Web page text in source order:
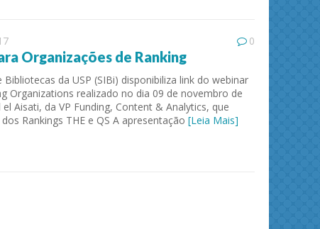
0
Organizações de Ranking
da USP (SIBi) disponibiliza link do webinar
Organizations realizado no dia 09 de novembro de
el Aisati, da VP Funding, Content & Analytics, que
Rankings THE e QS A apresentação [Leia Mais]
and